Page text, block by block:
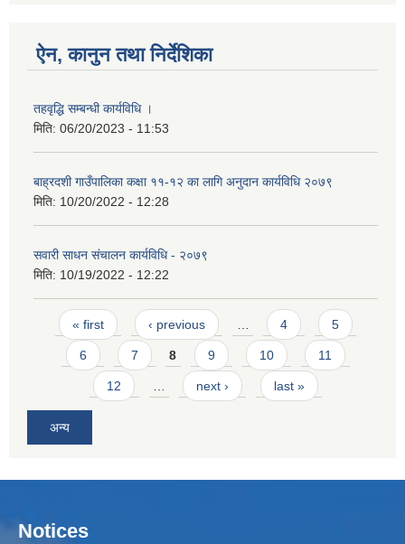
ऐन, कानुन तथा निर्देशिका
तहवृद्धि सम्बन्धी कार्यविधि ।
मिति: 06/20/2023 - 11:53
बाह्रदशी गाउँपालिका कक्षा ११-१२ का लागि अनुदान कार्यविधि २०७९
मिति: 10/20/2022 - 12:28
सवारी साधन संचालन कार्यविधि - २०७९
मिति: 10/19/2022 - 12:22
Pages
« first ‹ previous 4 5
6 7 8 9 10 11
12 next › last »
अन्य
Notices